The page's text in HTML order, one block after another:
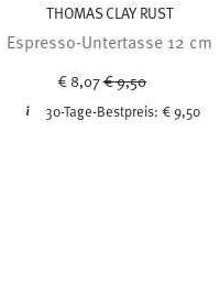
THOMAS CLAY RUST
Espresso-Untertasse 12 cm
€ 8,07 Price reduced from
€ 9,50
30-Tage-Bestpreis: € 9,50